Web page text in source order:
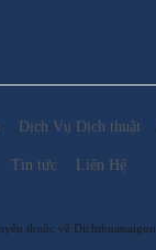
Dịch Vụ Dịch thuật
Tin tức Liên Hệ
thuộc về Dichthuatsaigon